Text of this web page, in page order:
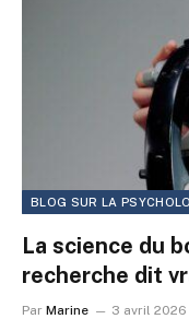
BLOG SUR LA
La science du
recherche dit
Par Marine 3 avril 2026